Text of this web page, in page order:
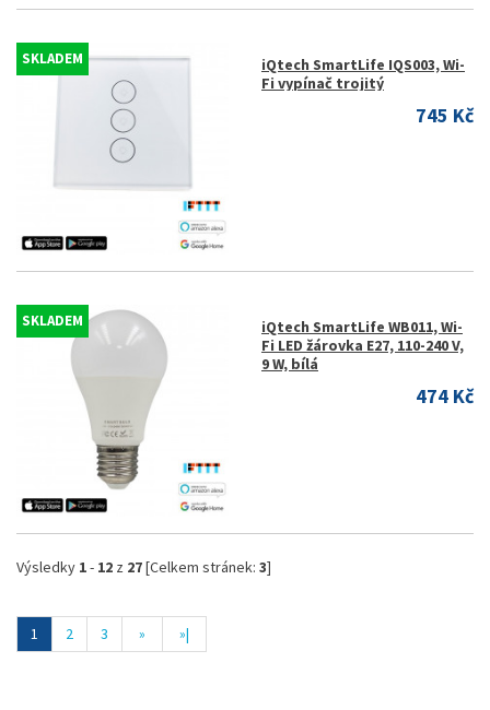
SKLADEM
iQtech SmartLife IQS003, Wi-
Fi vypínač trojitý
745 Kč
SKLADEM
iQtech SmartLife WB011, Wi-
Fi LED žárovka E27, 110-240 V,
9 W, bílá
474 Kč
Výsledky 1- 12 z 27[Celkem stránek: 3]
1 2 3 » »|